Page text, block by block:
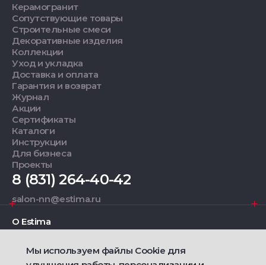
Керамогранит
Сопутствующие товары
Строительные смеси
Декоративные изделия
Коллекции
Уход и укладка
Доставка и оплата
Гарантия и возврат
Журнал
Акции
Сертификаты
Каталоги
Инструкции
Для бизнеса
Проекты
8 (831) 264-40-42
salon-nn@estima.ru
О Estima
Дизайнерам
Мы используем файлы Cookie для